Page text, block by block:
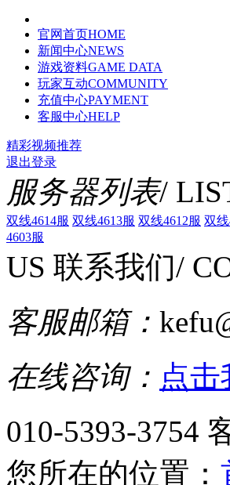
官网首页HOME
新闻中心NEWS
游戏资料GAME DATA
玩家互动COMMUNITY
充值中心PAYMENT
客服中心HELP
精彩视频推荐
退出登录
服务器列表/
双线4614服 双线4613服 双线4612服 双
4603服
US 联系我们/
客服邮箱：
在线咨询： 点
010-5393-3754
您所在的位置：